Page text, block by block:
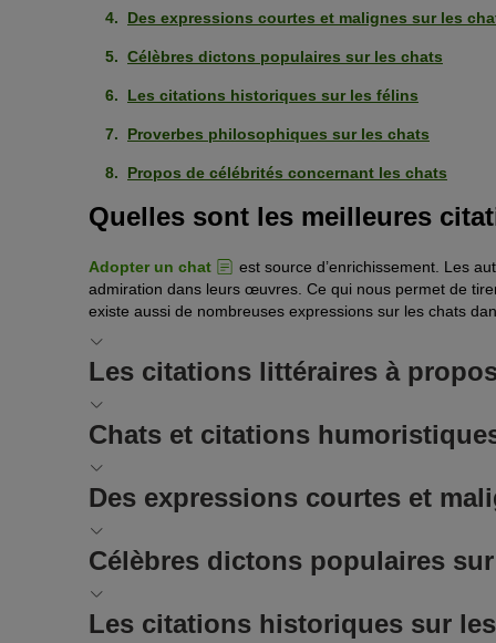
Des expressions courtes et malignes sur les
Célèbres dictons populaires sur les chats
Les citations historiques sur les félins
Proverbes philosophiques sur les chats
Propos de célébrités concernant les chats
Quelles sont les meilleures
Adopter un chat
est source d’enrichissement. Les
admiration dans leurs œuvres. Ce qui nous permet de
existe aussi de nombreuses expressions sur les chats
Les citations littéraires à
Dieu a inventé le chat pour que l’Homme ait
Le chat est d’une honnêteté absolue : les
Ernest Hemingway (1899 – 1961), écrivain
Chats et citations
Le temps passé avec un chat n’est jamais
Si unchat noirporte malheur ou malchance
Des expressions courtes et
Même le plus petit des félins, le chat, est un
naturaliste italien
Célèbres dictons populaires
Les yeux d’un chat sont des fenêtres qui
Les citations historiques sur